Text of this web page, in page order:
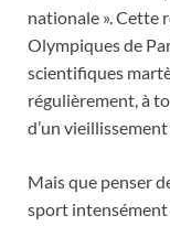
nationale ». Cette
Olympiques de
scientifiques
régulièrement, à
d’un
Mais que penser
sport intensément